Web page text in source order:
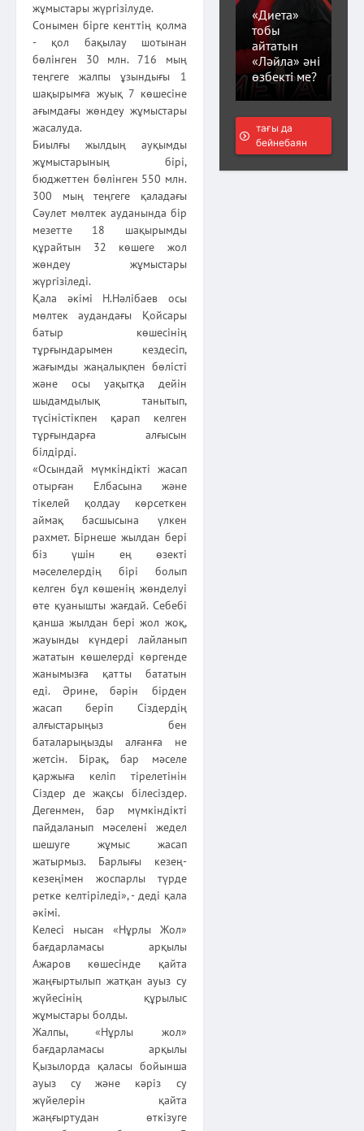
жұмыстары жүргізілуде.
Сонымен бірге кенттің қолма
- қол бақылау шотынан
бөлінген 30 млн. 716 мың
теңгеге жалпы ұзындығы 1
шақырымға жуық 7 көшесіне
ағымдағы жөндеу жұмыстары
жасалуда.
Биылғы жылдың ауқымды
жұмыстарының бірі,
бюджеттен бөлінген 550 млн.
300 мың теңгеге қаладағы
Сәулет мөлтек ауданында бір
мезетте 18 шақырымды
құрайтын 32 көшеге жол
жөндеу жұмыстары
жүргізіледі.
Қала әкімі Н.Нәлібаев осы
мөлтек аудандағы Қойсары
батыр көшесінің
тұрғындарымен кездесіп,
жағымды жаңалықпен бөлісті
және осы уақытқа дейін
шыдамдылық танытып,
түсіністікпен қарап келген
тұрғындарға алғысын
білдірді.
«Осындай мүмкіндікті жасап
отырған Елбасына және
тікелей қолдау көрсеткен
аймақ басшысына үлкен
рахмет. Бірнеше жылдан бері
біз үшін ең өзекті
мәселелердің бірі болып
келген бұл көшенің жөнделуі
өте қуанышты жағдай. Себебі
қанша жылдан бері жол жоқ,
жауынды күндері лайланып
жататын көшелерді көргенде
жанымызға қатты бататын
еді. Әрине, бәрін бірден
жасап беріп Сіздердің
алғыстарыңыз бен
баталарыңызды алғанға не
жетсін. Бірақ, бар мәселе
қаржыға келіп тірелетінін
Сіздер де жақсы білесіздер.
Дегенмен, бар мүмкіндікті
пайдаланып мәселені жедел
шешуге жұмыс жасап
жатырмыз. Барлығы кезең-
кезеңімен жоспарлы түрде
ретке келтіріледі», - деді қала
әкімі.
Келесі нысан «Нұрлы Жол»
бағдарламасы арқылы
Ажаров көшесінде қайта
жаңғыртылып жатқан ауыз су
жүйесінің құрылыс
жұмыстары болды.
Жалпы, «Нұрлы жол»
бағдарламасы арқылы
Қызылорда қаласы бойынша
ауыз су және кәріз су
жүйелерін қайта
жаңғыртудан өткізуге
«Диета»
тобы
айтатын
«Ләйла» әні
өзбекті ме?
тағы да
бейнебаян